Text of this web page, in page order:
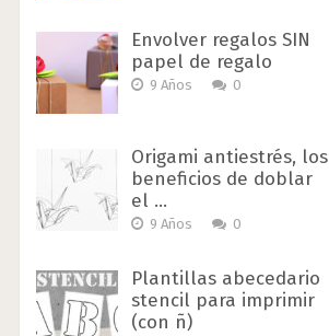
Envolver regalos SIN
papel de regalo
9 Años 0
Origami antiestrés, los
beneficios de doblar
el …
9 Años 0
Plantillas abecedario
stencil para imprimir
(con ñ)